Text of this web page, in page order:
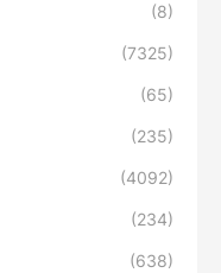
(8)
(7325)
(65)
(235)
(4092)
(234)
(638)